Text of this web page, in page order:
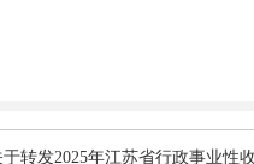
转发2025年江苏省行政事业性